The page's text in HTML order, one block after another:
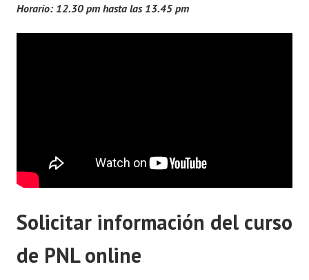
Horario: 12.30 pm hasta las 13.45 pm
Solicitar información del curso
de PNL online